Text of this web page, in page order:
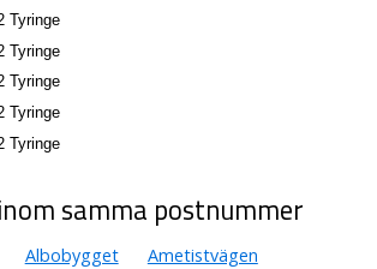
Tyringe
Tyringe
Tyringe
Tyringe
Tyringe
samma postnummer
Albobygget
Ametistvägen